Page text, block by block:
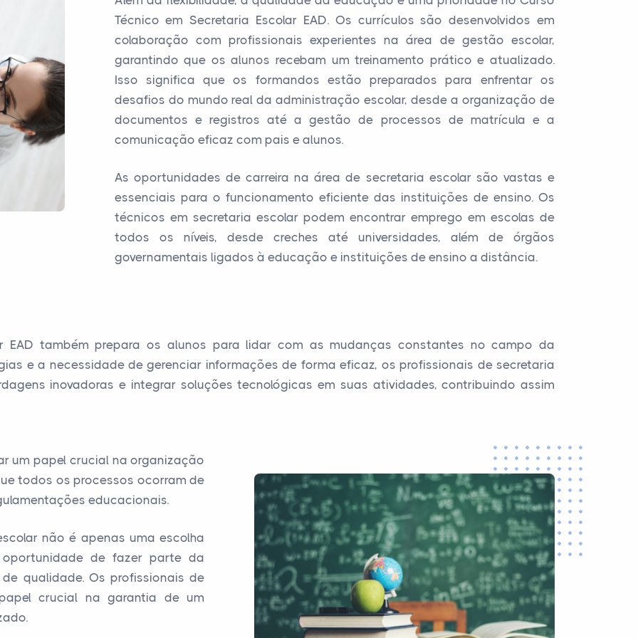
Técnico em Secretaria Escolar EAD. Os currículos são desenvolvidos em
colaboração com profissionais experientes na área de gestão escolar,
garantindo que os alunos recebam um treinamento prático e atualizado.
Isso significa que os formandos estão preparados para enfrentar os
desafios do mundo real da administração escolar, desde a organização de
documentos e registros até a gestão de processos de matrícula e a
comunicação eficaz com pais e alunos.
As oportunidades de carreira na área de secretaria escolar são vastas e
essenciais para o funcionamento eficiente das instituições de ensino. Os
técnicos em secretaria escolar podem encontrar emprego em escolas de
todos os níveis, desde creches até universidades, além de órgãos
governamentais ligados à educação e instituições de ensino a distância.
EAD também prepara os alunos para lidar com as mudanças constantes no campo da
e a necessidade de gerenciar informações de forma eficaz, os profissionais de secretaria
inovadoras e integrar soluções tecnológicas em suas atividades, contribuindo assim
um papel crucial na organização
todos os processos ocorram de
educacionais.
não é apenas uma escolha
de fazer parte da
qualidade. Os profissionais de
crucial na garantia de um